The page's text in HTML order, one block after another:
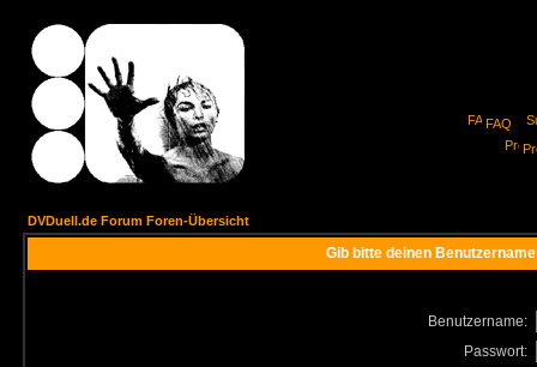
FAQ
DVDuell.de Forum Foren-Übersicht
Gib bitte deinen
Benutzername:
Passwort: